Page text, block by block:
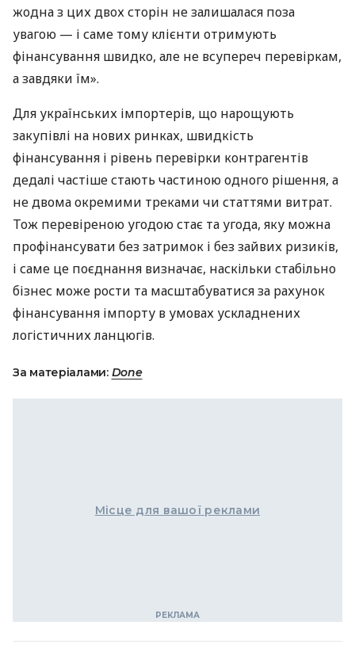
жодна з цих двох сторін не залишалася поза
увагою — і саме тому клієнти отримують
фінансування швидко, але не всупереч перевіркам,
а завдяки їм».
Для українських імпортерів, що нарощують
закупівлі на нових ринках, швидкість
фінансування і рівень перевірки контрагентів
дедалі частіше стають частиною одного рішення, а
не двома окремими треками чи статтями витрат.
Тож перевіреною угодою стає та угода, яку можна
профінансувати без затримок і без зайвих ризиків,
і саме це поєднання визначає, наскільки стабільно
бізнес може рости та масштабуватися за рахунок
фінансування імпорту в умовах ускладнених
логістичних ланцюгів.
За матеріалами: Done
Місце для вашої реклами